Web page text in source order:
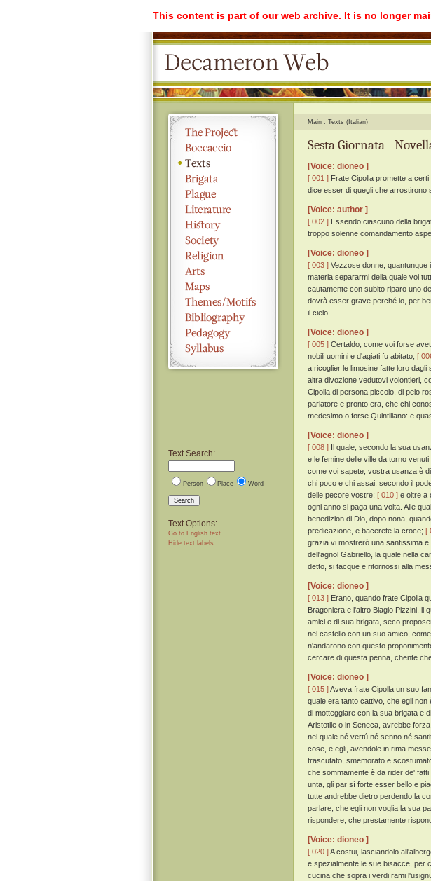
This content is part of our web archive. It is no longer
Text Search:
Person Place Word
Search
Text Options:
Go to English text
Hide text labels
Main Texts (Italian)
Sesta Giornata -
[Voice: dioneo ]
[ 001 ] Frate Cipolla promette a
dice esser di quegli che arrostirono
[Voice: author ]
[ 002 ] Essendo ciascuno della
troppo solenne comandamento
[Voice: dioneo ]
[ 003 ] Vezzose donne, quantunque
materia separarmi della quale voi
cautamente con subito riparo uno
dovrà esser grave perché io, per
il cielo.
[Voice: dioneo ]
[ 005 ] Certaldo, come voi forse
nobili uomini e d'agiati fu abitato; [
a ricoglier le limosine fatte loro
altra divozione vedutovi volontieri,
Cipolla di persona piccolo, di pelo
parlatore e pronto era, che chi
medesimo o forse Quintiliano: e
[Voice: dioneo ]
[ 008 ] Il quale, secondo la sua
e le femine delle ville da torno
come voi sapete, vostra usanza è
chi poco e chi assai, secondo il
delle pecore vostre; [ 010 ] e oltre a
ogni anno si paga una volta. Alle
benedizion di Dio, dopo nona,
predicazione, e bacerete la croce; [
grazia vi mostrerò una santissima e
dell'agnol Gabriello, la quale nella
detto, si tacque e ritornossi alla
[Voice: dioneo ]
[ 013 ] Erano, quando frate Cipolla
Bragoniera e l'altro Biagio Pizzini, li
amici e di sua brigata, seco
nel castello con un suo amico,
n'andarono con questo
cercare di questa penna, chente
[Voice: dioneo ]
[ 015 ]Aveva frate Cipolla un suo
quale era tanto cattivo, che egli
di motteggiare con la sua brigata e
Aristotile o in Seneca, avrebbe
nel quale né vertú né senno né
cose, e egli, avendole in rima
trascutato, smemorato e
che sommamente è da rider de'
unta, gli par sí forte esser bello e
tutte andrebbe dietro perdendo la
parlare, che egli non voglia la sua
rispondere, che prestamente
[Voice: dioneo ]
[ 020 ]A costui, lasciandolo
e spezialmente le sue bisacce, per
cucina che sopra i verdi rami